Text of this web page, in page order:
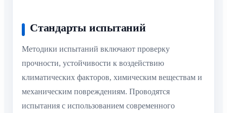
Стандарты испытаний
Методики испытаний включают проверку
прочности, устойчивости к воздействию
климатических факторов, химическим веществам и
механическим повреждениям. Проводятся
испытания с использованием современного